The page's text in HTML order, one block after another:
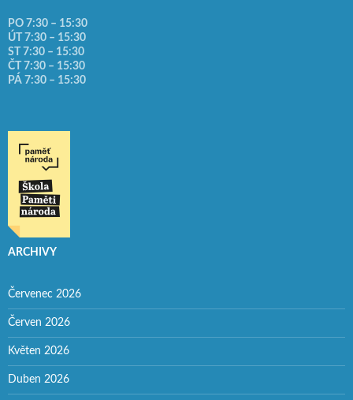
PO 7:30 – 15:30
ÚT 7:30 – 15:30
ST 7:30 – 15:30
ČT 7:30 – 15:30
PÁ 7:30 – 15:30
ARCHIVY
Červenec 2026
Červen 2026
Květen 2026
Duben 2026